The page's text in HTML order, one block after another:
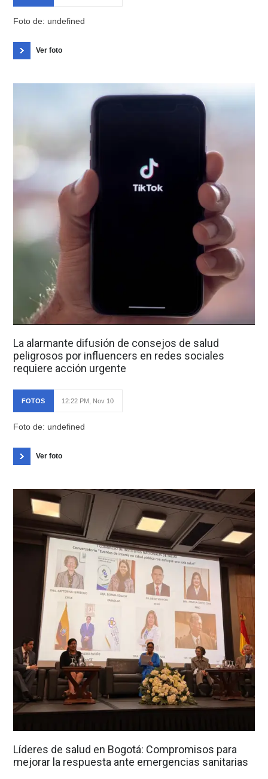
Foto de: undefined
Ver foto
La alarmante difusión de consejos de salud
peligrosos por influencers en redes sociales
requiere acción urgente
FOTOS 12:22 PM, Nov 10
Foto de: undefined
Ver foto
Líderes de salud en Bogotá: Compromisos para
mejorar la respuesta ante emergencias sanitarias